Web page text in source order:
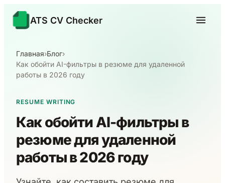
ATS CV Checker
Главная›Блог›
Как обойти AI-фильтры в резюме для удаленной
работы в 2026 году
RESUME WRITING
Как обойти AI-фильтры в
резюме для удаленной
работы в 2026 году